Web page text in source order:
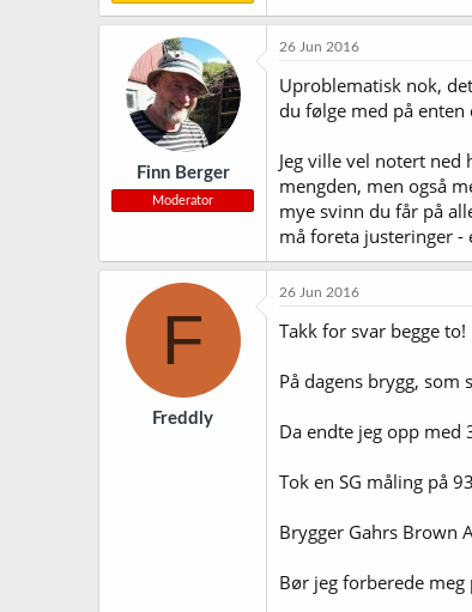
Finn Berger
Moderator
26 Jun 2016
Uproblematisk nok,
du følge med på
Jeg ville vel notert
mengden, men også
mye svinn du får på
må foreta justeringer -
F
Freddly
26 Jun 2016
Takk for svar begge to!
På dagens brygg,
Da endte jeg opp med
Tok en SG måling på
Brygger Gahrs Brown
Bør jeg forberede meg